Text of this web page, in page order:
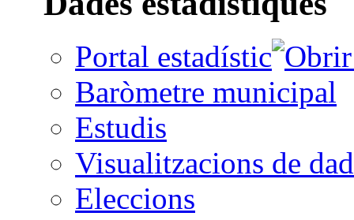
Portal estadístic
Baròmetre municipal
Estudis
Visualitzacions de
Eleccions